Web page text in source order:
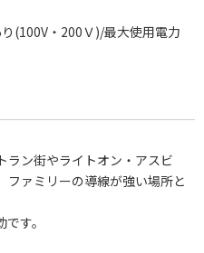
(100V・200Ｖ)/最大使用電力
ラン街やライトオン・アスビ
ファミリーの導線が強い場所と
す。